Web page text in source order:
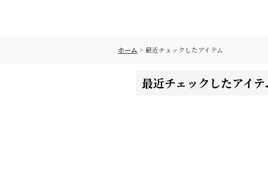
ホーム > 最近チェックしたアイテム
最近チェックしたアイテ